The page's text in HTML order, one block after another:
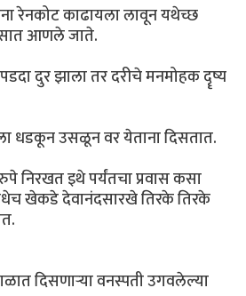
रेनकोट काढायला लावून यथेच्छ
आणले जाते.
दुर झाला तर दरीचे मनमोहक दॄष्य
धडकून उसळून वर येताना दिसतात.
निरखत इथे पर्यंतचा प्रवास कसा
खेकडे देवानंदसारखे तिरके तिरके
दिसणार्‍या वनस्पती उगवलेल्या